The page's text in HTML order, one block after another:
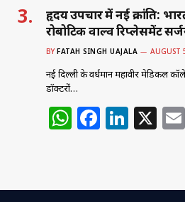
हृदय उपचार में नई क्रांति:
रोबोटिक वाल्व रिप्लेसमेंट
BY FATAH SINGH UAJALA AUGUST
नई दिल्ली के वर्धमान महावीर
डॉक्टरों…
W
s
F
e
Li
e
X